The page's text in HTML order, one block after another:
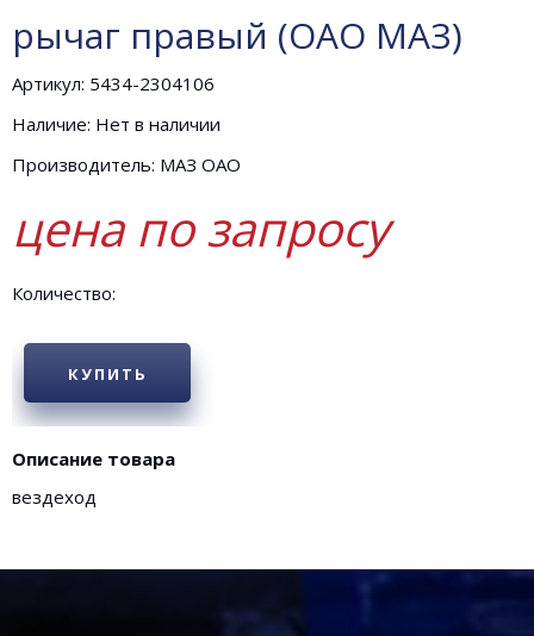
рычаг правый (ОАО МАЗ)
Артикул: 5434-2304106
Наличие: Нет в наличии
Производитель: МАЗ ОАО
цена по запросу
Количество:
КУПИТЬ
Описание товара
вездеход